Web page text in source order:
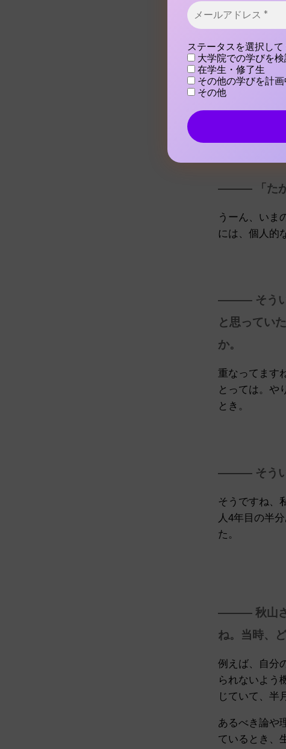
——— よろし
です。いま
か？
そうですね
——— 「たが
うーん、いま
には、個人的
——— そうい
と思ってい
か。
重なってます
とっては。や
とき。
——— そうい
そうですね、
人4年目の半
た。
——— 秋山さ
ね。当時、
例えば、自分
られないよう
じていて、半
あるべき論や
ているとき、
メ
ー
ル
ア
ド
レ
ス
*
ステータスを選択して
大学院での学びを検
在学生・修了生
その他の学びを計画
その他